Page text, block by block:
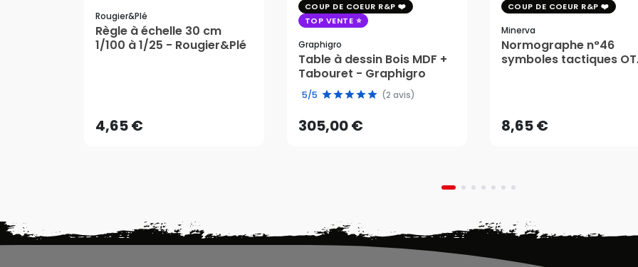
Rougier&plé
Règle à échelle 30 cm
1/100 à 1/25 - Rougier&Plé
4,65 €AJOUTER AU PANIER
COUP DE COEUR R&P
TOP VENTE
Graphigro
Table à dessin Bois MDF +
Tabouret - Graphigro
5/5 (2 avis)
305,00 €
305,00 €
AJOUTER AU PANIER
COUP DE COEUR R&P
Minerva
Normographe n°46
symboles tactiques
8,65 €AJOUTER AU PANIER